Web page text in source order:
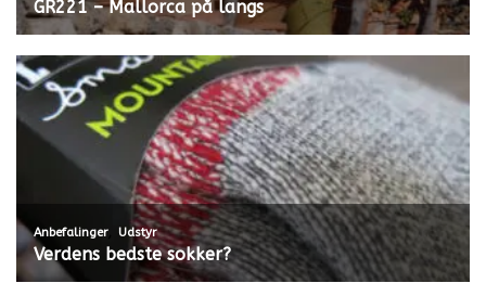
GR221 – Mallorca på langs
Anbefalinger, Udstyr
Verdens bedste sokker?